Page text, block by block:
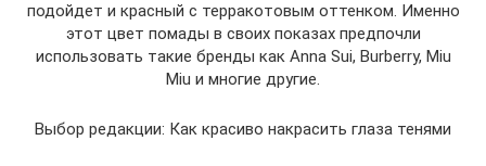
подойдет и красный с терракотовым оттенком. Именно
этот цвет помады в своих показах предпочли
использовать такие бренды как Anna Sui, Burberry, Miu
Miu и многие другие.
Выбор редакции: Как красиво накрасить глаза тенями